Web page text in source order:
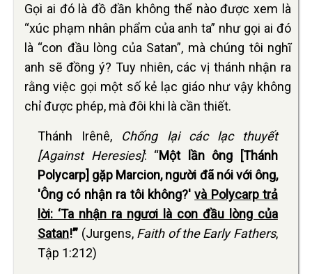
Gọi ai đó là đồ đần không thể nào được xem là
“xúc phạm nhân phẩm của anh ta” như gọi ai đó
là “con đầu lòng của Satan”, mà chúng tôi nghĩ
anh sẽ đồng ý? Tuy nhiên, các vị thánh nhận ra
rằng việc gọi một số kẻ lạc giáo như vậy không
chỉ được phép, mà đôi khi là cần thiết.
Thánh Irênê, Chống lại các lạc thuyết
[Against Heresies]: “Một lần ông [Thánh
Polycarp] gặp Marcion, người đã nói với ông,
'Ông có nhận ra tôi không?'và Polycarp trả
lời: ‘Ta nhận ra ngươi là con đầu lòng của
Satan!’” (Jurgens, Faith of the Early Fathers,
Tập 1:212)